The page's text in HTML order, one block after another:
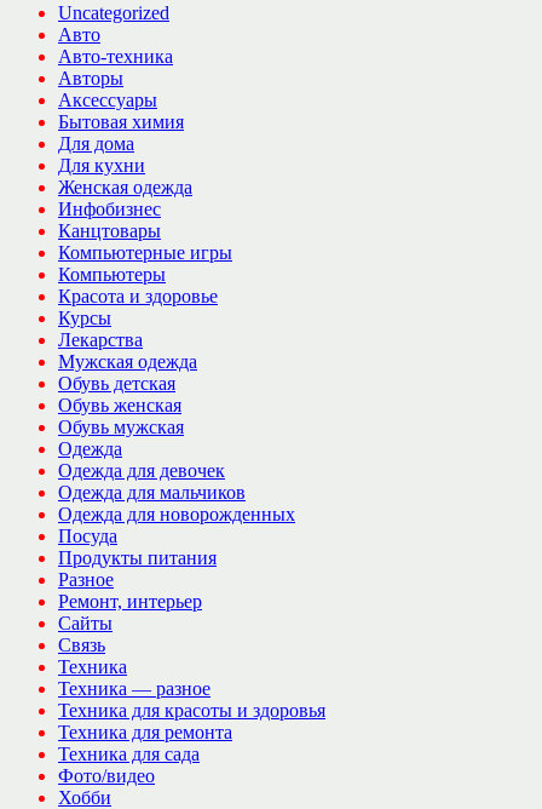
Uncategorized
Авто
Авто-техника
Авторы
Аксессуары
Бытовая химия
Для дома
Для кухни
Женская одежда
Инфобизнес
Канцтовары
Компьютерные игры
Компьютеры
Красота и здоровье
Курсы
Лекарства
Мужская одежда
Обувь детская
Обувь женская
Обувь мужская
Одежда
Одежда для девочек
Одежда для мальчиков
Одежда для новорожденных
Посуда
Продукты питания
Разное
Ремонт, интерьер
Сайты
Связь
Техника
Техника — разное
Техника для красоты и здоровья
Техника для ремонта
Техника для сада
Фото/видео
Хобби